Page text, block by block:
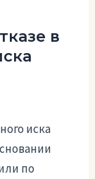
в
иска
по